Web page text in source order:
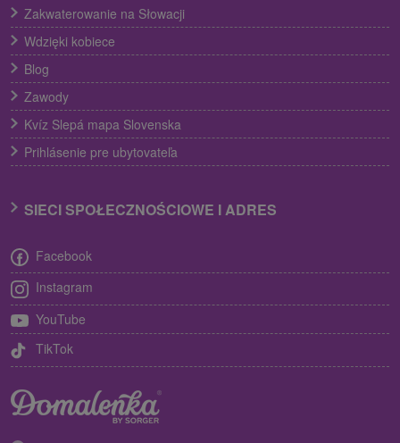
Zakwaterowanie na Słowacji
Wdzięki kobiece
Blog
Zawody
Kvíz Slepá mapa Slovenska
Prihlásenie pre ubytovateľa
SIECI SPOŁECZNOŚCIOWE I ADRES
Facebook
Instagram
YouTube
TikTok